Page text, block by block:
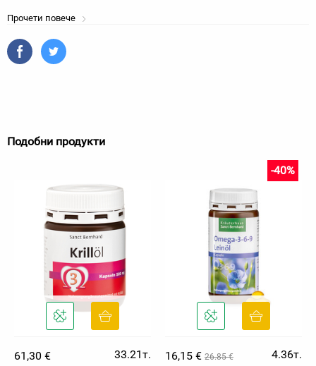
Прочети повече
Подобни продукти
61,30 €
33.21т.
16,15 € 26.85 €
-40%
4.36т.